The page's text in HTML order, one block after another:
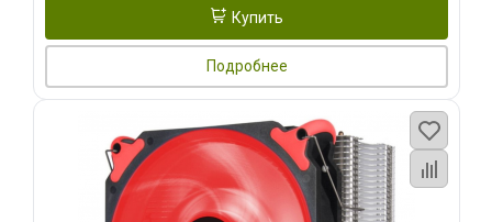
Купить
Подробнее